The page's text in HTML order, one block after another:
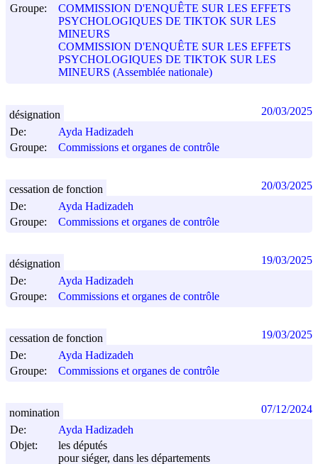
Groupe:
COMMISSION D'ENQUÊTE SUR LES EFFETS
PSYCHOLOGIQUES DE TIKTOK SUR LES
MINEURS
COMMISSION D'ENQUÊTE SUR LES EFFETS
PSYCHOLOGIQUES DE TIKTOK SUR LES
MINEURS (Assemblée nationale)
De:
Ayda Hadizadeh
Groupe:
Commissions et organes de contrôle
désignation 20/03/2025
De:
Ayda Hadizadeh
Groupe:
Commissions et organes de contrôle
cessation de fonction 20/03/2025
De:
Ayda Hadizadeh
Groupe:
Commissions et organes de contrôle
désignation 19/03/2025
De:
Ayda Hadizadeh
Groupe:
Commissions et organes de contrôle
cessation de fonction 19/03/2025
De:
Ayda Hadizadeh
Objet:
les députés
pour siéger, dans les départements
nomination 07/12/2024